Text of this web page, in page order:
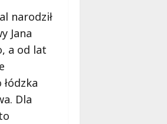
narodził
Jana
a od lat
Dla